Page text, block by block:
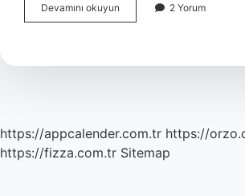
Devamını okuyun
Tdk
2 Yorum
https://appcalender.com.tr https://
https://fizza.com.tr Sitemap